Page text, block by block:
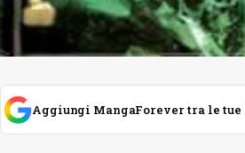
Aggiungi MangaForever tra le